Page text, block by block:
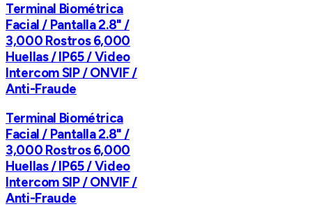
Terminal Biométrica
Facial / Pantalla 2.8" /
3,000 Rostros 6,000
Huellas / IP65 / Video
Intercom SIP / ONVIF /
Anti-Fraude
Terminal Biométrica
Facial / Pantalla 2.8" /
3,000 Rostros 6,000
Huellas / IP65 / Video
Intercom SIP / ONVIF /
Anti-Fraude